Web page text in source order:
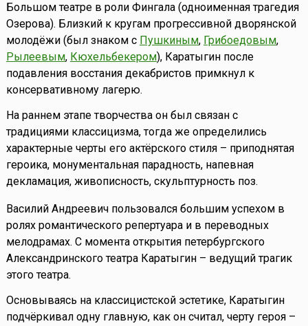
Большом театре в роли Фингала (одноименная трагедия
Озерова). Близкий к кругам прогрессивной дворянской
молодёжи (был знаком с Пушкиным, Грибоедовым,
Рылеевым, Кюхельбекером), Каратыгин после
подавления восстания декабристов примкнул к
консервативному лагерю.
На раннем этапе творчества он был связан с
традициями классицизма, тогда же определились
характерные черты его актёрского стиля – приподнятая
героика, монументальная парадность, напевная
декламация, живописность, скульптурность поз.
Василий Андреевич пользовался большим успехом в
ролях романтического репертуара и в переводных
мелодрамах. С момента открытия петербургского
Александринского театра Каратыгин – ведущий трагик
этого театра.
Основываясь на классицистской эстетике, Каратыгин
подчёркивал одну главную, как он считал, черту героя –